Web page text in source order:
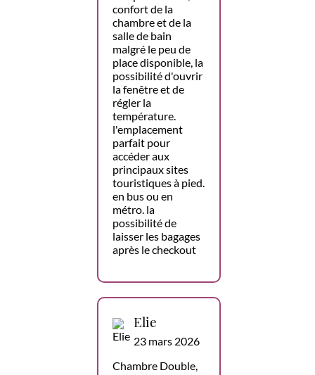
confort de la
chambre et de la
salle de bain
malgré le peu de
place disponible, la
possibilité d'ouvrir
la fenêtre et de
régler la
température.
l'emplacement
parfait pour
accéder aux
principaux sites
touristiques à pied.
en bus ou en
métro. la
possibilité de
laisser les bagages
après le checkout
Elie
23 mars 2026
Chambre Double,